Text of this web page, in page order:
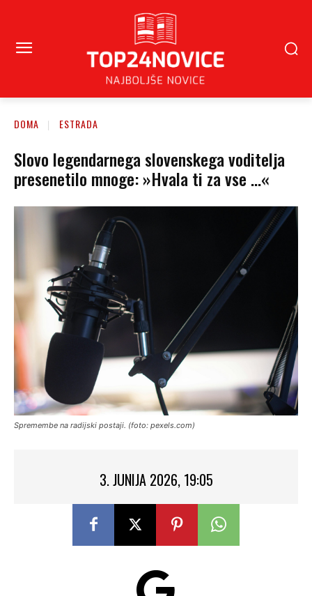
DOMA ESTRADA
Slovo legendarnega slovenskega voditelja
presenetilo mnoge: »Hvala ti za vse …«
Spremembe na radijski postaji. (foto: pexels.com)
3. JUNIJA 2026, 19:05